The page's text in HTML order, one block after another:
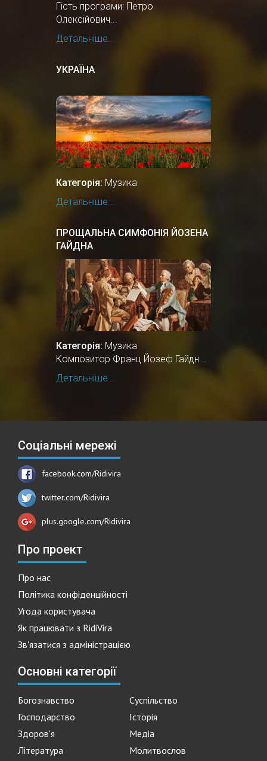
Гість програми: Петро
Олексійович...
Детальніше...
УКРАЇНА
Категорія: Музика
Детальніше...
ПРОЩАЛЬНА СИМФОНІЯ ЙОЗЕНА
ГАЙДНА
Категорія: Музика
Композитор Франц Йозеф Гайдн...
Детальніше...
Соціальні мережі
facebook.com/Ridivira
twitter.com/Ridivira
plus.google.com/Ridivira
Про проект
Про нас
Політика конфіденційності
Угода користувача
Як працювати з RidiVira
Зв'язатися з адміністрацією
Основні категорії
Богознавство
Суспільство
Господарство
Історія
Здоров'я
Медіа
Література
Молитвослов